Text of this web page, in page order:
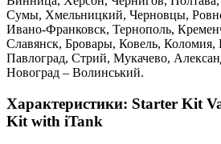
Сумы, Хмельницкий, Черновцы,
Ивано-Франковск, Тернополь,
Славянск, Бровары, Ковель, Коломия,
Павлоград, Стрий, Мукачево,
Новоград – Волинський.
Характеристики: Starter Kit
Kit with iTank